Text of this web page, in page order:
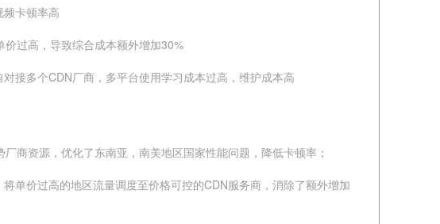
卡顿率高
过高，导致综合成本额外增加30%
接多个CDN厂商，多平台使用学习成本过高，维护成本高
商资源，优化了东南亚，南美地区国家性能问题，降低卡顿率；
单价过高的地区流量调度至价格可控的CDN服务商，消除了额外增加